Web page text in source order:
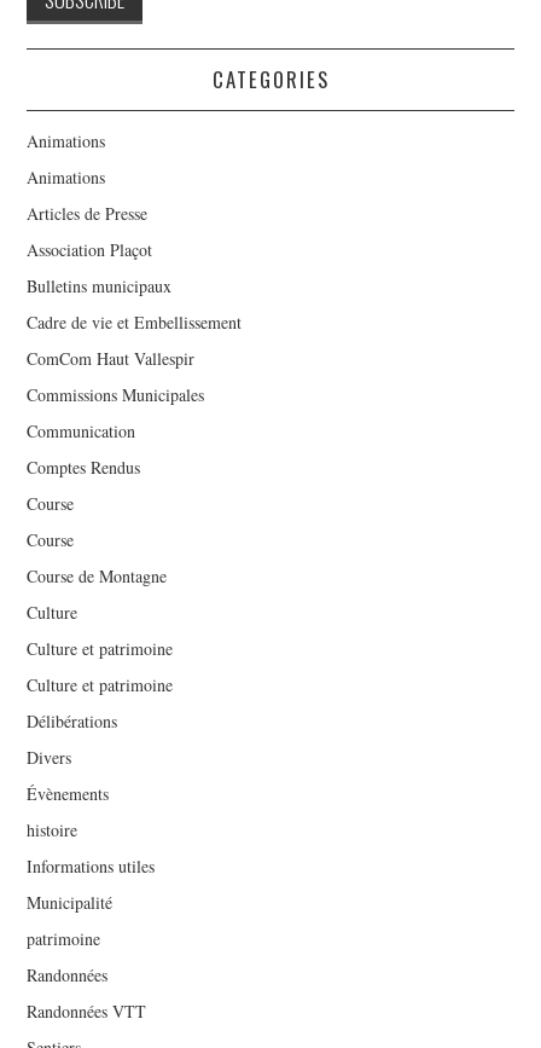
CATEGORIES
Animations
Animations
Articles de Presse
Association Plaçot
Bulletins municipaux
Cadre de vie et Embellissement
ComCom Haut Vallespir
Commissions Municipales
Communication
Comptes Rendus
Course
Course
Course de Montagne
Culture
Culture et patrimoine
Culture et patrimoine
Délibérations
Divers
Évènements
histoire
Informations utiles
Municipalité
patrimoine
Randonnées
Randonnées VTT